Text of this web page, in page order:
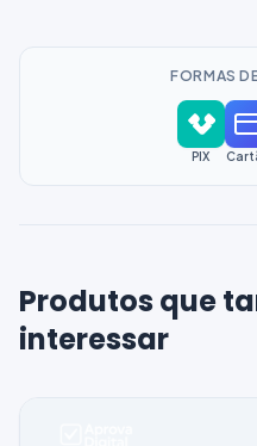
FORMAS
PIX
Produtos que
interessar